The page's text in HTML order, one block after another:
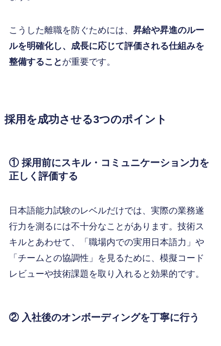
こうした離職を防ぐためには、 昇給や昇進のルー
ルを明確化し、成長に応じて評価される仕組みを
整備すること が重要です。
採用を成功させる3つのポイント
① 採用前にスキル・コミュニケーション力を
正しく評価する
日本語能力試験のレベルだけでは、実際の業務遂
行力を測るには不十分なことがあります。技術ス
キルとあわせて、「職場内での実用日本語力」や
「チームとの協調性」を見るために、模擬コード
レビューや技術課題を取り入れると効果的です。
② 入社後のオンボーディングを丁寧に行う